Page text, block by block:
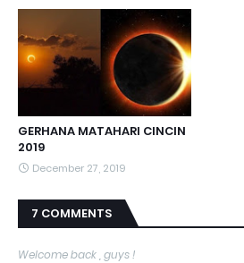
GERHANA MATAHARI CINCIN
2019
December 27, 2019
7 COMMENTS
Welcome back , guys !